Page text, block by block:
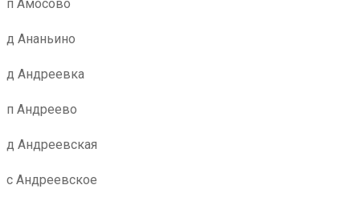
п Амосово
д Ананьино
д Андреевка
п Андреево
д Андреевская
с Андреевское